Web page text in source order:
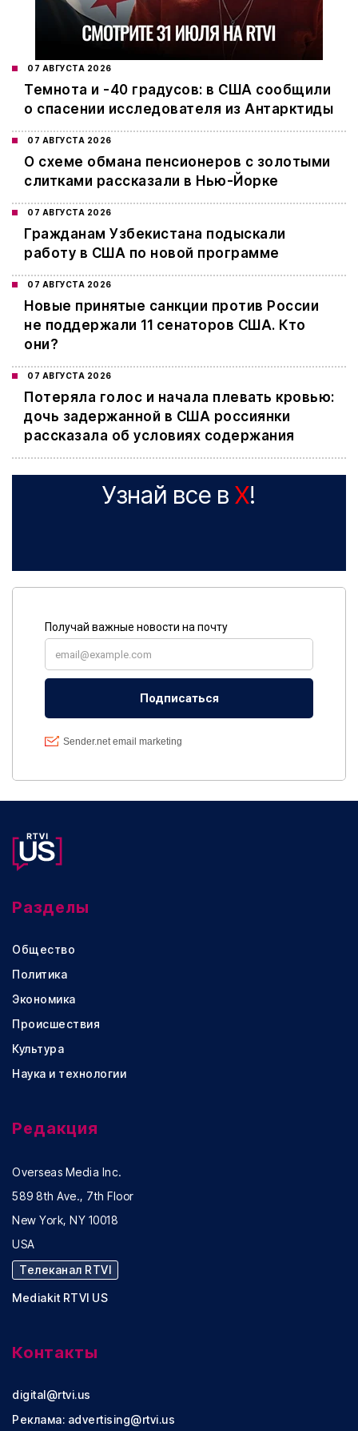
07 АВГУСТА 2026
Темнота и -40 градусов: в США сообщили
о спасении исследователя из Антарктиды
07 АВГУСТА 2026
О схеме обмана пенсионеров с золотыми
слитками рассказали в Нью-Йорке
07 АВГУСТА 2026
Гражданам Узбекистана подыскали
работу в США по новой программе
07 АВГУСТА 2026
Новые принятые санкции против России
не поддержали 11 сенаторов США. Кто
они?
07 АВГУСТА 2026
Потеряла голос и начала плевать кровью:
дочь задержанной в США россиянки
рассказала об условиях содержания
Узнай все в X!
Разделы
Общество
Политика
Экономика
Происшествия
Культура
Наука и технологии
Редакция
Overseas Media Inc.
589 8th Ave., 7th Floor
New York, NY 10018
USA
Телеканал RTVI
Mediakit RTVI US
Контакты
digital@rtvi.us
Реклама: advertising@rtvi.us